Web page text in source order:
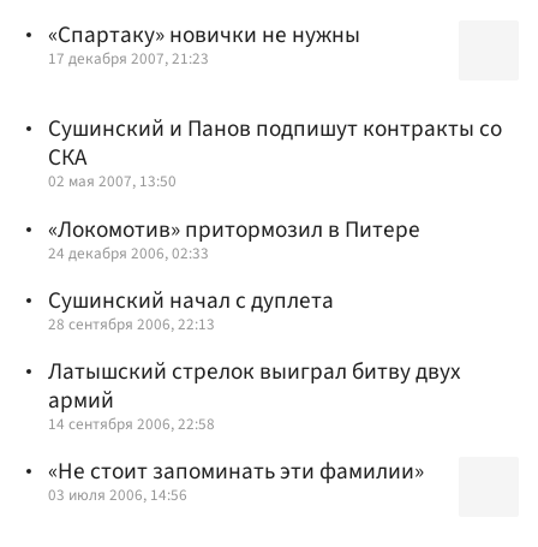
«Спартаку» новички не нужны
17 декабря 2007, 21:23
Сушинский и Панов подпишут контракты со
СКА
02 мая 2007, 13:50
«Локомотив» притормозил в Питере
24 декабря 2006, 02:33
Сушинский начал с дуплета
28 сентября 2006, 22:13
Латышский стрелок выиграл битву двух
армий
14 сентября 2006, 22:58
«Не стоит запоминать эти фамилии»
03 июля 2006, 14:56